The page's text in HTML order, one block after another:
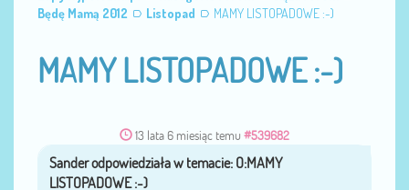
Będę Mamą 2012
Listopad MAMY LISTOPADOWE :-)
MAMY LISTOPADOWE :-)
13 lata 6 miesiąc temu #539682
przezSander